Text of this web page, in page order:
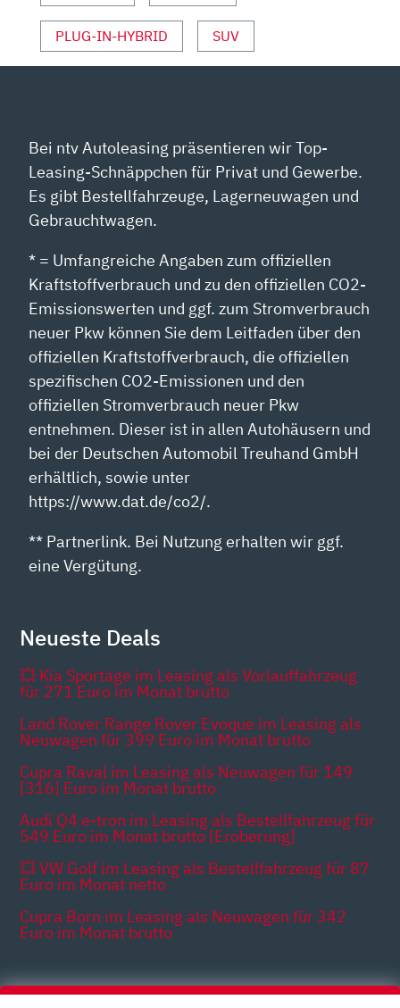
VON
YOUTUBE
ANZEIGEN
PLUG-IN-HYBRID SUV
Bei ntv Autoleasing präsentieren wir Top-
Leasing-Schnäppchen für Privat und Gewerbe.
Es gibt Bestellfahrzeuge, Lagerneuwagen und
Gebrauchtwagen.
* = Umfangreiche Angaben zum offiziellen
Kraftstoffverbrauch und zu den offiziellen CO2-
Emissionswerten und ggf. zum Stromverbrauch
neuer Pkw können Sie dem Leitfaden über den
offiziellen Kraftstoffverbrauch, die offiziellen
spezifischen CO2-Emissionen und den
offiziellen Stromverbrauch neuer Pkw
entnehmen. Dieser ist in allen Autohäusern und
bei der Deutschen Automobil Treuhand GmbH
erhältlich, sowie unter
https://www.dat.de/co2/.
** Partnerlink. Bei Nutzung erhalten wir ggf.
eine Vergütung.
Neueste Deals
💥 Kia Sportage im Leasing als Vorlauffahrzeug
für 271 Euro im Monat brutto
Land Rover Range Rover Evoque im Leasing als
Neuwagen für 399 Euro im Monat brutto
Cupra Raval im Leasing als Neuwagen für 149
[316] Euro im Monat brutto
Audi Q4 e-tron im Leasing als Bestellfahrzeug für
549 Euro im Monat brutto [Eroberung]
💥 VW Golf im Leasing als Bestellfahrzeug für 87
Euro im Monat netto
Cupra Born im Leasing als Neuwagen für 342
Euro im Monat brutto